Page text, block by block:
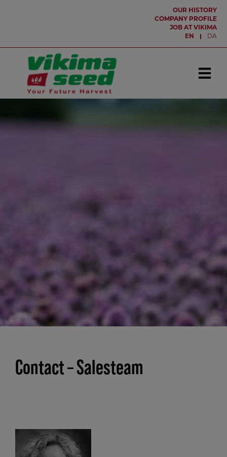
OUR HISTORY
COMPANY PROFILE
JOB AT VIKIMA
EN
DA
Contact – Salesteam